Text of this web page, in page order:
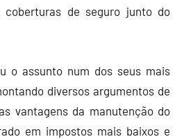
de seguro junto do
o assunto num dos seus mais
diversos argumentos de
vantagens da manutenção do
em impostos mais baixos e